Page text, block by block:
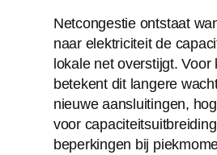
Netcongestie ontstaat
naar elektriciteit de
lokale net overstijgt. Voor
betekent dit langere
nieuwe aansluitingen,
voor
beperkingen bij